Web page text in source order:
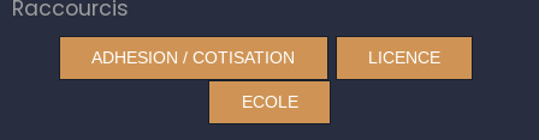
Raccourcis
ADHESION / COTISATION LICENCE
ECOLE